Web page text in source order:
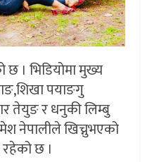
छ । भिडियोमा मुख्य
पयाङगु
तेयुङ र धनुकी लिम्बु
नेपालीले खिच्नुभएको
छ ।